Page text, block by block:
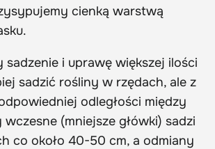
cienką warstwą
sadzenie i uprawę większej ilości
sadzić rośliny w rzędach, ale z
odległości między
(mniejsze główki) sadzi
co około 40-50 cm, a odmiany